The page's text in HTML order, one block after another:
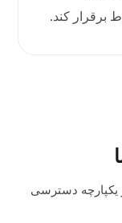
برقرار کند.
یکپارچه دسترسی